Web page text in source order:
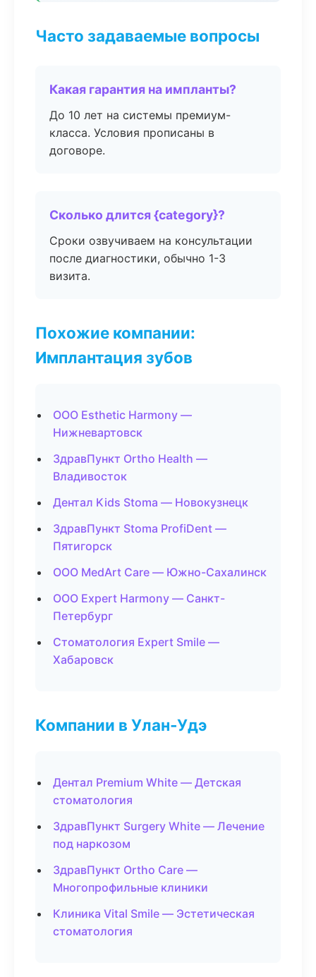
Часто задаваемые вопросы
Какая гарантия на импланты?
До 10 лет на системы премиум-
класса. Условия прописаны в
договоре.
Сколько длится {category}?
Сроки озвучиваем на консультации
после диагностики, обычно 1-3
визита.
Похожие компании:
Имплантация зубов
ООО Esthetic Harmony —
Нижневартовск
ЗдравПункт Ortho Health —
Владивосток
Дентал Kids Stoma — Новокузнецк
ЗдравПункт Stoma ProfiDent —
Пятигорск
ООО MedArt Care — Южно-Сахалинск
ООО Expert Harmony — Санкт-
Петербург
Стоматология Expert Smile —
Хабаровск
Компании в Улан-Удэ
Дентал Premium White — Детская
стоматология
ЗдравПункт Surgery White — Лечение
под наркозом
ЗдравПункт Ortho Care —
Многопрофильные клиники
Клиника Vital Smile — Эстетическая
стоматология